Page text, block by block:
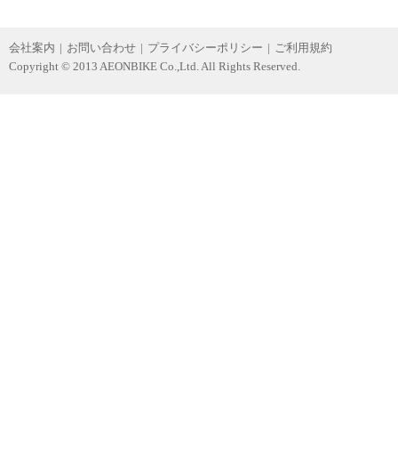
会社案内 | お問い合わせ | プライバシーポリシー | ご利用規約
Copyright © 2013 AEONBIKE Co.,Ltd. All Rights Reserved.